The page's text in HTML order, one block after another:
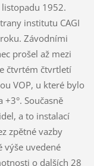
1952.
institutu CAGI
Závodními
prošel až mezi
čtvrtém čtvrtletí
VOP, u které bylo
Současně
a to instalací
zpětné vazby
výše uvedené
o dalších 28